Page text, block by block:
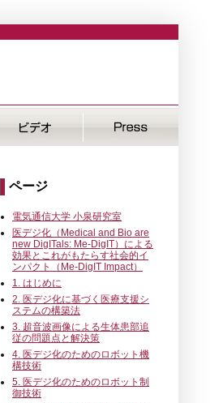
ページ
電気通信大学 小泉研究室
医デジ化（Medical and Bio are
new DigITals: Me-DigIT）による
効果とこれがもたらす社会的イ
ンパクト（Me-DigIT Impact）
1. はじめに
2. 医デジ化に基づく医療支援シ
ステムの構築法
3. 超音波画像による生体患部追
従の問題点と解決策
4. 医デジ化のためのロボット機
構技術
5. 医デジ化のためのロボット制
御技術